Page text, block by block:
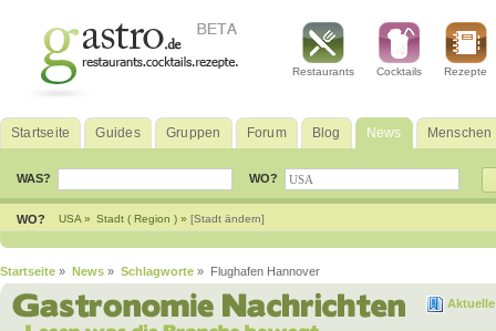
Restaurants Cocktails Rezepte
Startseite Guides Gruppen Forum Blog News Menschen
WAS? WO?
WO? USA » Stadt ( Region ) » [Stadt ändern]
Startseite » News » Schlagworte » Flughafen Hannover